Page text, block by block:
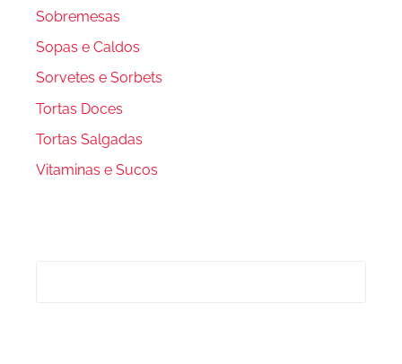
Sobremesas
Sopas e Caldos
Sorvetes e Sorbets
Tortas Doces
Tortas Salgadas
Vitaminas e Sucos